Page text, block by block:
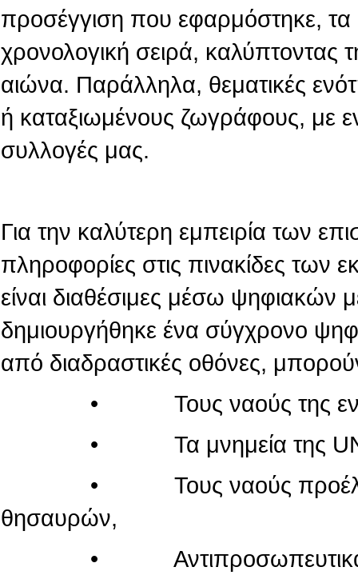
προσέγγιση που εφαρμόστηκε, τα
χρονολογική σειρά, καλύπτοντας
αιώνα. Παράλληλα, θεματικές
ή καταξιωμένους ζωγράφους, με
συλλογές μας.
Για την καλύτερη εμπειρία των
πληροφορίες στις πινακίδες των
είναι διαθέσιμες μέσω
δημιουργήθηκε ένα σύγχρονο
από διαδραστικές οθόνες,
• Τους ναούς της εντός
• Τα μνημεία της
• Τους ναούς
θησαυρών,
• Αντιπροσωπευτικά